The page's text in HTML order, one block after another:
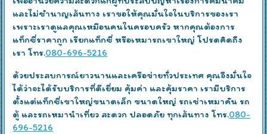
และไม่ชำนาญเส้นทาง เราขอให้คุณมั่นใจในบริการของเรา
เพราะเราดูแลคุณเหมือนคนในครอบครัว หากคุณต้องการ
แท็กซี่ราคาถูก เรียกแท็กซี่ หรือเหมารถเขาใหญ่ โปรดคิดถึง
เรา โทร.080-696-5216
ด้วยประสบการณ์ยาวนานและเครือข่ายทั่วประเทศ คุณจึงมั่นใจ
ได้ว่าจะได้รับบริการที่ดีเยี่ยม คุ้มค่า และคุ้มราคา เรามีบริการ
ตั้งแต่แท็กซี่เขาใหญ่ขนาดเล็ก ขนาดใหญ่ รถเช่าเหมาคัน รถ
ตู้ และรถเหมานำเที่ยว สะดวก ปลอดภัย ทุกเส้นทาง โทร.080-
696-5216